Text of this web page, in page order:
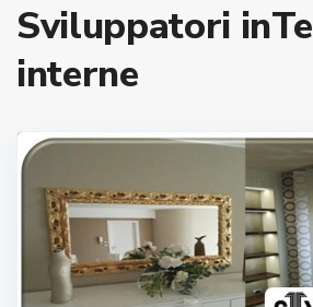
Sviluppatori
interne